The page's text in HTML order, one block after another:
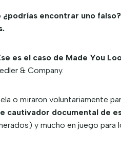
¿podrías encontrar uno
es el caso de Made You
& Company.
o miraron voluntariamente
cautivador documental de
y mucho en juego para